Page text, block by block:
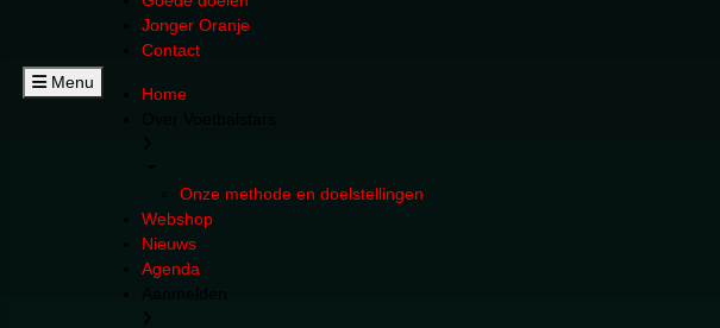
Menu
Jonger Oranje
Contact
Home
Onze methode en doelstellingen
Webshop
Nieuws
Agenda